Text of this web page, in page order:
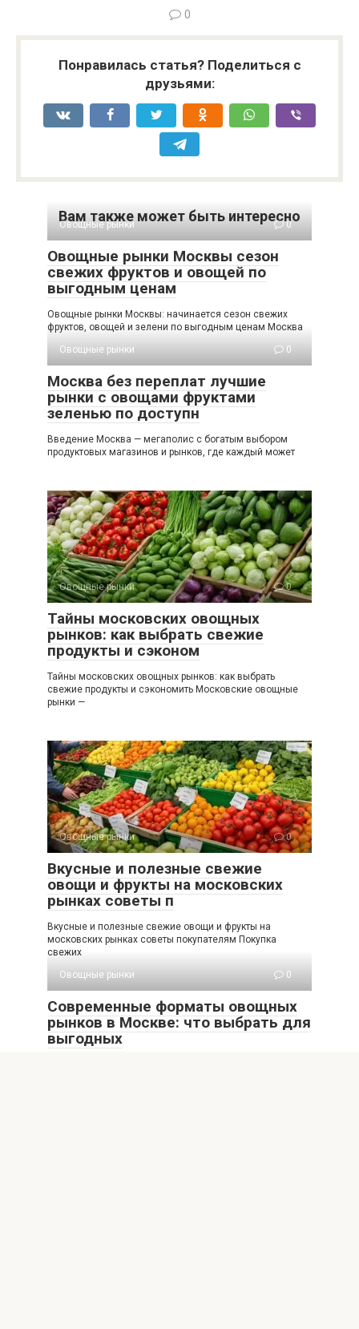
0
Понравилась статья? Поделиться с
друзьями:
Вам также может быть интересно
Овощные рынки 0
Овощные рынки Москвы сезон
свежих фруктов и овощей по
выгодным ценам
Овощные рынки Москвы: начинается сезон свежих
фруктов, овощей и зелени по выгодным ценам Москва
Овощные рынки
0
Москва без переплат лучшие
рынки с овощами фруктами
зеленью по доступн
Введение Москва — мегаполис с богатым выбором
продуктовых магазинов и рынков, где каждый может
Овощные рынки 0
Тайны московских овощных
рынков: как выбрать свежие
продукты и сэконом
Тайны московских овощных рынков: как выбрать
свежие продукты и сэкономить Московские овощные
рынки —
Овощные рынки 0
Вкусные и полезные свежие
овощи и фрукты на московских
рынках советы п
Вкусные и полезные свежие овощи и фрукты на
московских рынках советы покупателям Покупка
свежих
Овощные рынки
0
Современные форматы овощных
рынков в Москве: что выбрать для
выгодных